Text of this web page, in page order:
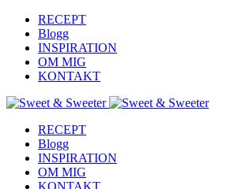
RECEPT
Blogg
INSPIRATION
OM MIG
KONTAKT
RECEPT
Blogg
INSPIRATION
OM MIG
KONTAKT